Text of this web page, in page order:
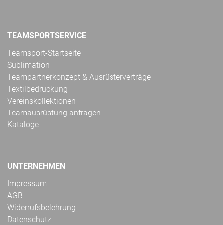
TEAMSPORTSERVICE
Teamsport-Startseite
Sublimation
Teampartnerkonzept & Ausrüsterverträge
Textilbedruckung
Vereinskollektionen
Teamausrüstung anfragen
Kataloge
UNTERNEHMEN
Impressum
AGB
Widerrufsbelehrung
Datenschutz